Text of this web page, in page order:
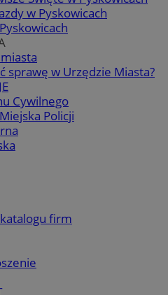
w Pyskowicach
sprawę w Urzędzie Miasta?
Cywilnego
Policji
firm